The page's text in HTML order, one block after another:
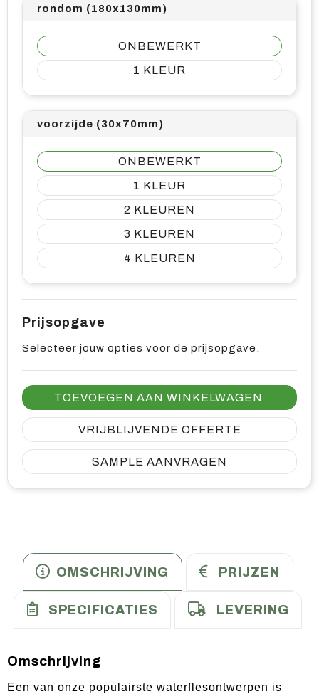
rondom (180x130mm)
ONBEWERKT
1
voorzijde (30x70mm)
ONBEWERKT
1
2
3
4
Prijsopgave
Selecteer jouw opties voor de prijsopgave.
TOEVOEGEN AAN WINKELWAGEN
VRIJBLIJVENDE OFFERTE
SAMPLE AANVRAGEN
OMSCHRIJVING PRIJZEN
SPECIFICATIES LEVERING
Omschrijving
Een van onze populairste waterflesontwerpen is